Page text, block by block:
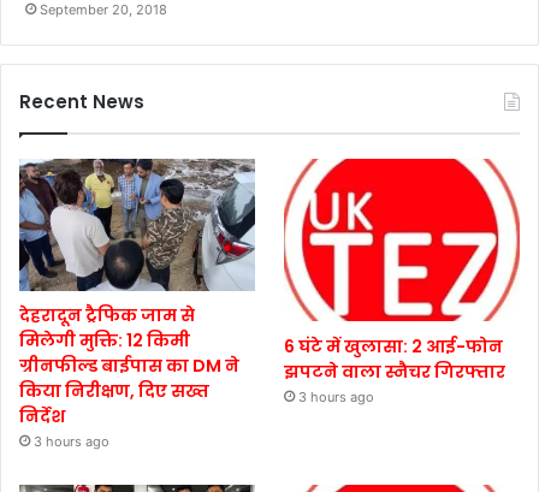
September 20, 2018
Recent News
देहरादून ट्रैफिक जाम से
मिलेगी मुक्ति: 12 किमी
ग्रीनफील्ड बाईपास का DM ने
किया निरीक्षण, दिए सख्त
निर्देश
3 hours ago
6 घंटे में खुलासा: 2 आई-फोन
झपटने वाला स्नैचर गिरफ्तार
3 hours ago